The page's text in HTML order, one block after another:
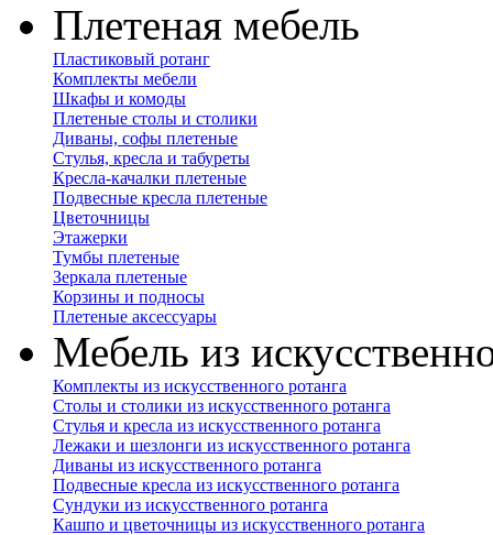
Плетеная мебель
Пластиковый ротанг
Комплекты мебели
Шкафы и комоды
Плетеные столы и столики
Диваны, софы плетеные
Стулья, кресла и табуреты
Кресла-качалки плетеные
Подвесные кресла плетеные
Цветочницы
Этажерки
Тумбы плетеные
Зеркала плетеные
Корзины и подносы
Плетеные аксессуары
Мебель из
Комплекты из искусственного ротанга
Столы и столики из искусственного ротанга
Стулья и кресла из искусственного ротанга
Лежаки и шезлонги из искусственного ротанга
Диваны из искусственного ротанга
Подвесные кресла из искусственного ротанга
Сундуки из искусственного ротанга
Кашпо и цветочницы из искусственного ротанга